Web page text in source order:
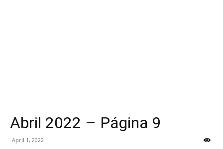
Abril 2022 – Página 9
April 1, 2022